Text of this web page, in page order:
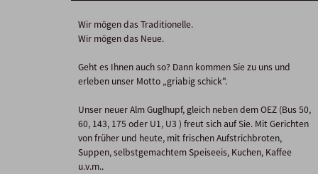
Wir mögen das Traditionelle.
Wir mögen das Neue.
Geht es Ihnen auch so? Dann kommen Sie zu uns und
erleben unser Motto „griabig schick".
Unser neuer Alm Guglhupf, gleich neben dem OEZ (Bus 50,
60, 143, 175 oder U1, U3 ) freut sich auf Sie. Mit Gerichten
von früher und heute, mit frischen Aufstrichbroten,
Suppen, selbstgemachtem Speiseeis, Kuchen, Kaffee
u.v.m..